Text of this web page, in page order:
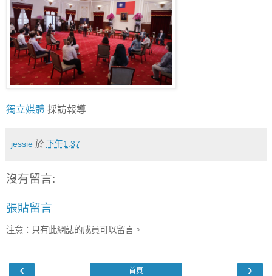
獨立媒體 採訪報導
jessie 於 下午1:37
沒有留言:
張貼留言
注意：只有此網誌的成員可以留言。
‹ ›
首頁